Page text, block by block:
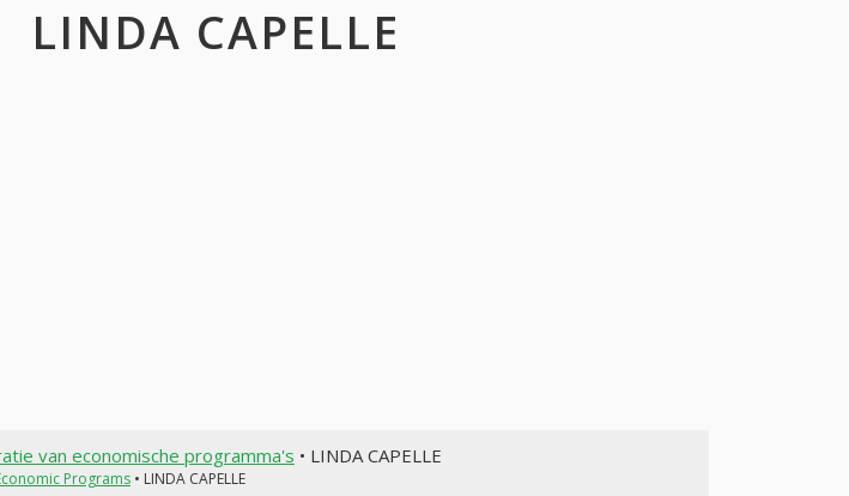
LINDA CAPELLE
van economische programma's • LINDA CAPELLE
Programs• LINDA CAPELLE